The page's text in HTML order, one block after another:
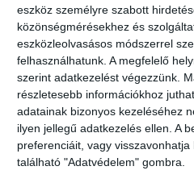
eszköz személyre szabott
közönségmérésekhez és
eszközleolvasásos módszerrel
felhasználhatunk. A megfelelő
szerint adatkezelést végezzünk.
részletesebb információkhoz
adatainak bizonyos kezeléséhez
ilyen jellegű adatkezelés ellen. A
preferenciáit, vagy
található "Adatvédelem" gombra.
nyilatkozni kell
Azoknak az ügyfeleknek
eddig is kérték a 150
aki eddig nem